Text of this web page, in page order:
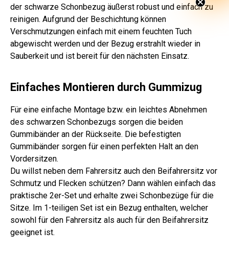
der schwarze Schonbezug äußerst robust und einfach zu
reinigen. Aufgrund der Beschichtung können
Verschmutzungen einfach mit einem feuchten Tuch
abgewischt werden und der Bezug erstrahlt wieder in
Sauberkeit und ist bereit für den nächsten Einsatz.
Einfaches Montieren durch Gummizug
Für eine einfache Montage bzw. ein leichtes Abnehmen
des schwarzen Schonbezugs sorgen die beiden
Gummibänder an der Rückseite. Die befestigten
Gummibänder sorgen für einen perfekten Halt an den
Vordersitzen.
Du willst neben dem Fahrersitz auch den Beifahrersitz vor
Schmutz und Flecken schützen? Dann wählen einfach das
praktische 2er-Set und erhalte zwei Schonbezüge für die
Sitze. Im 1-teiligen Set ist ein Bezug enthalten, welcher
sowohl für den Fahrersitz als auch für den Beifahrersitz
geeignet ist.